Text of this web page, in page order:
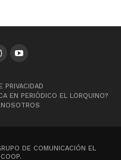
PRIVACIDAD
EN PERIÓDICO EL LORQUINO?
DE COMUNICACIÓN EL